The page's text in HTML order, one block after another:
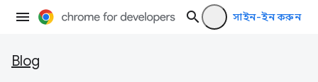
সাইন-ইন করুন
Blog